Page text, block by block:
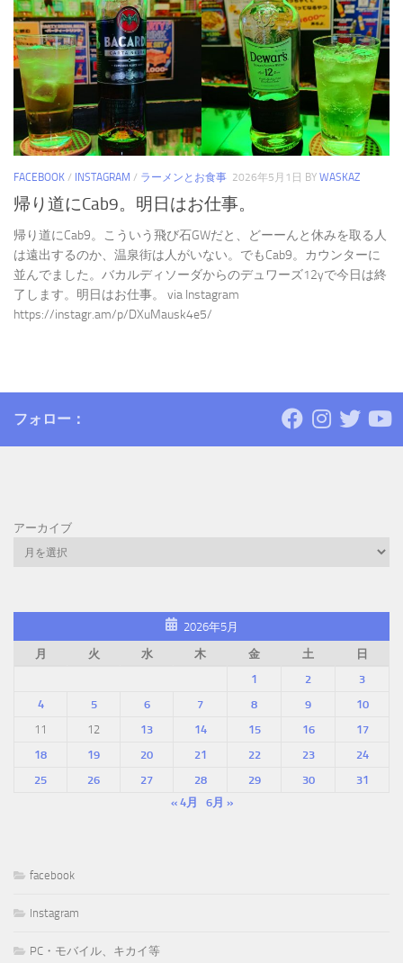
FACEBOOK / INSTAGRAM / ラーメンとお食事 2026年5月1日 BY WASKAZ
帰り道にCab9。明日はお仕事。
帰り道にCab9。こういう飛び石GWだと、どーーんと休みを取る人
は遠出するのか、温泉街は人がいない。でもCab9。カウンターに
並んでました。バカルディソーダからのデュワーズ12yで今日は終
了します。明日はお仕事。 via Instagram
https://instagr.am/p/DXuMausk4e5/
フォロー：
アーカイブ
2026年5月
月
火 水 木 金 土
日
1
2
3
4
5 6 7 8 9
10
11
12 13 14 15 16
17
18
19 20 21 22 23
24
25
26 27 28 29 30
31
« 4月
6月 »
facebook
Instagram
PC・モバイル、キカイ等